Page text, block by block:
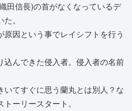
田信長)の首がなくなっているデ
。
因という事でレイシフトを行う
込んできた侵入者。侵入者の名前
いてすぐに思う蘭丸とは別人？な
ーリースタート。